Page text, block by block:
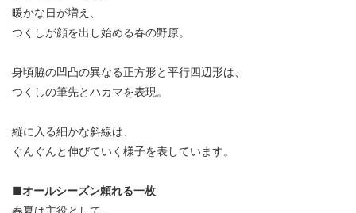
暖かな日が増え、
つくしが顔を出し始める春の野原。
身頃脇の凹凸の異なる正方形と平行四辺形は、
つくしの筆先とハカマを表現。
縦に入る細かな斜線は、
ぐんぐんと伸びていく様子を表しています。
■オールシーズン頼れる一枚
春夏は主役として、